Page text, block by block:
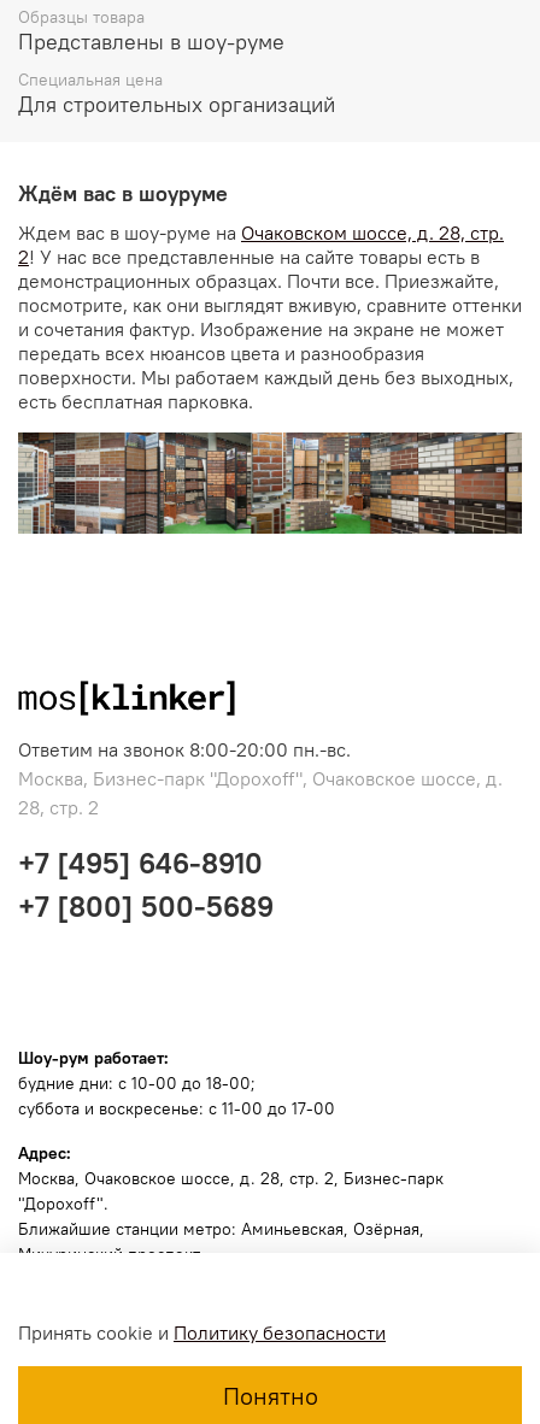
Образцы товара
Представлены в шоу-руме
Специальная цена
Для строительных организаций
Ждём вас в шоуруме
Ждем вас в шоу-руме на Очаковском шоссе, д. 28, стр.
2! У нас все представленные на сайте товары есть в
демонстрационных образцах. Почти все. Приезжайте,
посмотрите, как они выглядят вживую, сравните оттенки
и сочетания фактур. Изображение на экране не может
передать всех нюансов цвета и разнообразия
поверхности. Мы работаем каждый день без выходных,
есть бесплатная парковка.
Ответим на звонок 8:00-20:00 пн.-вс.
Москва, Бизнес-парк "Дорохоff", Очаковское шоссе, д.
28, стр. 2
+7 [495] 646-8910
+7 [800] 500-5689
Шоу-рум работает:
будние дни: с 10-00 до 18-00;
суббота и воскресенье: с 11-00 до 17-00
Адрес:
Москва, Очаковское шоссе, д. 28, стр. 2, Бизнес-парк
"Дорохоff".
Ближайшие станции метро: Аминьевская, Озёрная,
Мичуринский проспект.
Шлагбаум №1 откроется по номеру машины.
Принять cookie и Политику безопасности
Понятно